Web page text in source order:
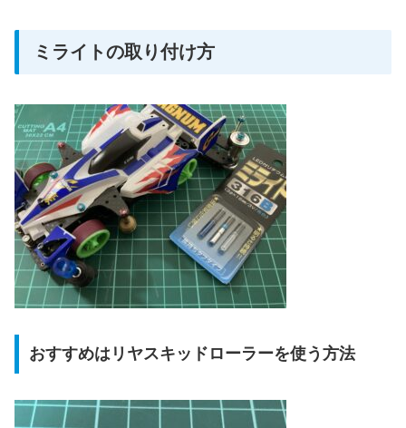
ミライトの取り付け方
おすすめはリヤスキッドローラーを使う方法